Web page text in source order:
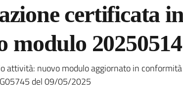
certificata
modulo 20250514
attività: nuovo modulo aggiornato in
del 09/05/2025